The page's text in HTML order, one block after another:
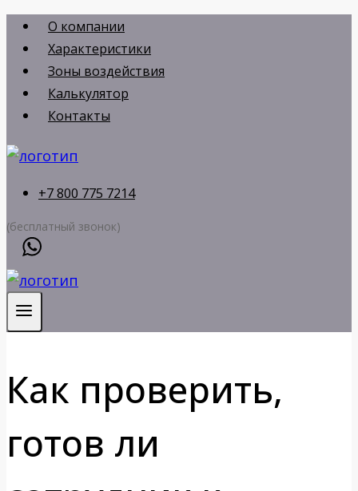
Перейти
содержимому
О компании
Характеристики
Зоны воздействия
Калькулятор
Контакты
+7 800 775 7214
(бесплатный звонок)
Как проверить,
готов ли